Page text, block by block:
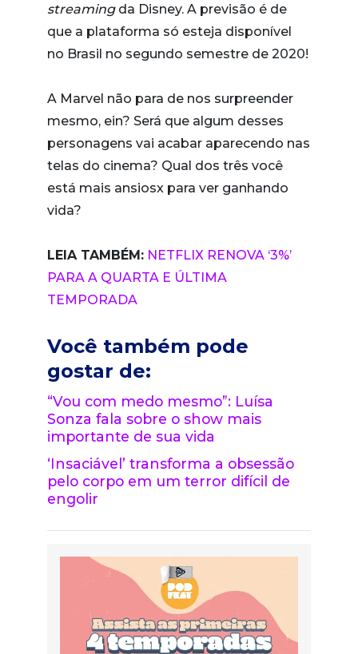
streaming da Disney. A previsão é de
que a plataforma só esteja disponível
no Brasil no segundo semestre de 2020!
A Marvel não para de nos surpreender
mesmo, ein? Será que algum desses
personagens vai acabar aparecendo nas
telas do cinema? Qual dos três você
está mais ansiosx para ver ganhando
vida?
LEIA TAMBÉM: NETFLIX RENOVA ‘3%’
PARA A QUARTA E ÚLTIMA
TEMPORADA
Você também pode
gostar de:
“Vou com medo mesmo”: Luísa
Sonza fala sobre o show mais
importante de sua vida
‘Insaciável’ transforma a obsessão
pelo corpo em um terror difícil de
engolir